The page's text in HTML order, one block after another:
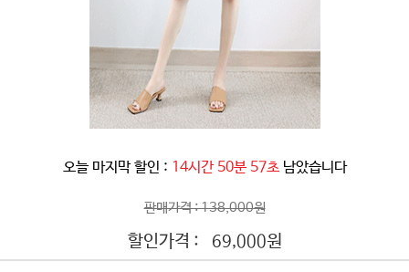
오늘 마지막 할인 : 14시간 50분 55초 남았습니다
판매가격 : 138,000원
할인가격 : 69,000원